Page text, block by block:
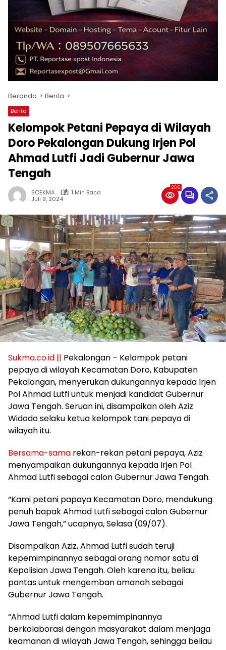
Beranda Berita
Berita
Kelompok Petani Pepaya di Wilayah
Doro Pekalongan Dukung Irjen Pol
Ahmad Lutfi Jadi Gubernur Jawa
Tengah
SOEKMA
1 Min Baca
Juli 9, 2024
206
Sukma.co.id || Pekalongan – Kelompok petani
pepaya di wilayah Kecamatan Doro, Kabupaten
Pekalongan, menyerukan dukungannya kepada Irjen
Pol Ahmad Lutfi untuk menjadi kandidat Gubernur
Jawa Tengah. Seruan ini, disampaikan oleh Aziz
Widodo selaku ketua kelompok tani pepaya di
wilayah itu.
Bersama-sama rekan-rekan petani pepaya, Aziz
menyampaikan dukungannya kepada Irjen Pol
Ahmad Lutfi sebagai calon Gubernur Jawa Tengah.
“Kami petani papaya Kecamatan Doro, mendukung
penuh bapak Ahmad Lutfi sebagai calon Gubernur
Jawa Tengah,” ucapnya, Selasa (09/07).
Disampaikan Aziz, Ahmad Lutfi sudah teruji
kepemimpinannya sebagai orang nomor satu di
Kepolisian Jawa Tengah. Oleh karena itu, beliau
pantas untuk mengemban amanah sebagai
Gubernur Jawa Tengah.
“Ahmad Lutfi dalam kepemimpinannya
berkolaborasi dengan masyarakat dalam menjaga
keamanan di wilayah Jawa Tengah, sehingga beliau